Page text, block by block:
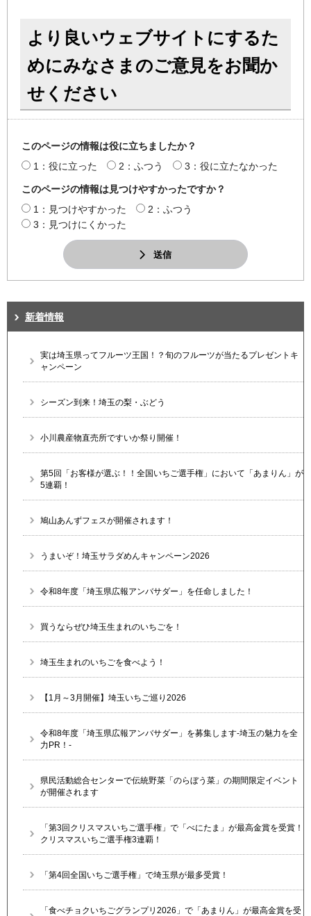
より良いウェブサイトにするた
めにみなさまのご意見をお聞か
せください
このページの情報は役に立ちましたか？
1：役に立った
2：ふつう 3：役に立たなかった
このページの情報は見つけやすかったですか？
1：見つけやすかった
2：ふつう
3：見つけにくかった
送信
新着情報
実は埼玉県ってフルーツ王国！？旬のフルーツが当たるプレゼントキ
ャンペーン
シーズン到来！埼玉の梨・ぶどう
小川農産物直売所ですいか祭り開催！
第5回「お客様が選ぶ！！全国いちご選手権」において「あまりん」が
5連覇！
鳩山あんずフェスが開催されます！
うまいぞ！埼玉サラダめんキャンペーン2026
令和8年度「埼玉県広報アンバサダー」を任命しました！
買うならぜひ埼玉生まれのいちごを！
埼玉生まれのいちごを食べよう！
【1月～3月開催】埼玉いちご巡り2026
令和8年度「埼玉県広報アンバサダー」を募集します-埼玉の魅力を全
力PR！-
県民活動総合センターで伝統野菜「のらぼう菜」の期間限定イベント
が開催されます
「第3回クリスマスいちご選手権」で「べにたま」が最高金賞を受賞！
クリスマスいちご選手権3連覇！
「第4回全国いちご選手権」で埼玉県が最多受賞！
「食べチョクいちごグランプリ2026」で「あまりん」が最高金賞を受